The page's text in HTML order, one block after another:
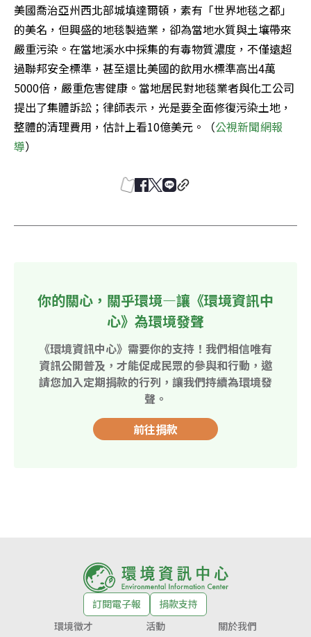
美國喬治亞州西北部城填達爾頓，素有「世界地毯之都」
的美名，但興盛的地毯製造業，卻為當地水質與土壤帶來
嚴重污染。在當地溪水中採集的有毒物質濃度，不僅遠超
過聯邦安全標準，甚至還比美國的飲用水標準高出4萬
5000倍，嚴重危害健康。當地居民對地毯業者與化工公司
提出了集體訴訟；律師表示，光是要全面修復污染土地，
整體的清理費用，估計上看10億美元。（公視新聞網報
導）
你的關心，關乎環境—讓《環境資訊中
心》為環境發聲
《環境資訊中心》需要你的支持！我們相信唯有
資訊公開普及，才能促成民眾的參與和行動，邀
請您加入定期捐款的行列，讓我們持續為環境發
聲。
前往捐款
訂閱電子報
捐款支持
環境徵才
活動 關於我們